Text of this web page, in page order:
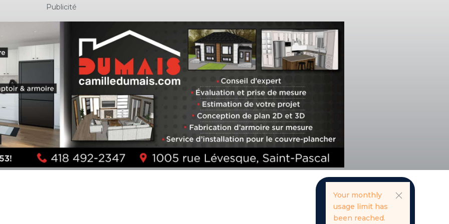
Publicité
Your monthly
usage limit has
been reached.